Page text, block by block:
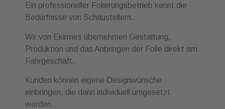
Ein professioneller Folierungsbetrieb kennt die
Bedürfnisse von Schaustellern.
Wir von Ekirmes übernehmen Gestaltung,
Produktion und das Anbringen der Folie direkt am
Fahrgeschäft.
Kunden können eigene Designwünsche
einbringen, die dann individuell umgesetzt
werden.